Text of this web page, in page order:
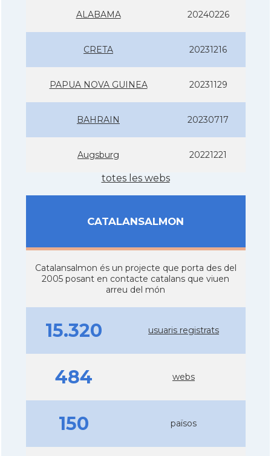
ALABAMA 20240226
CRETA 20231216
PAPUA NOVA GUINEA 20231129
BAHRAIN 20230717
Augsburg 20221221
totes les webs
CATALANSALMON
Catalansalmon és un projecte que porta des del
2005 posant en contacte catalans que viuen
arreu del món
15.320 usuaris registrats
484 webs
150 països